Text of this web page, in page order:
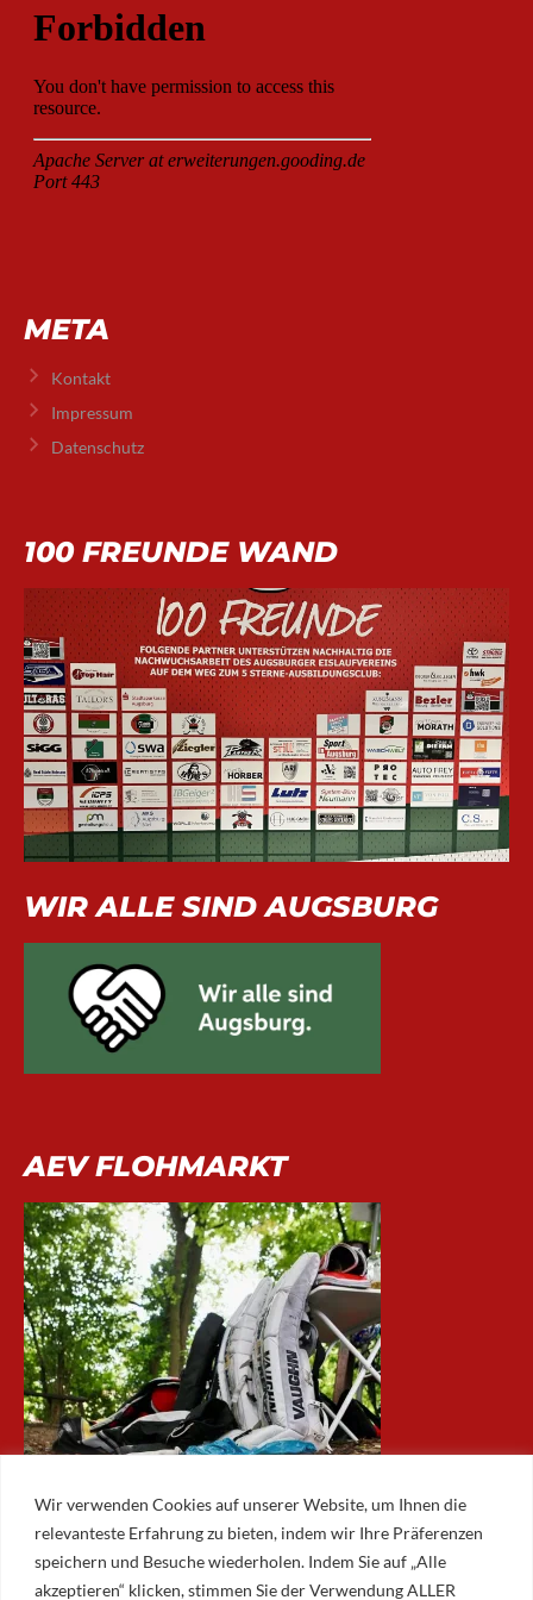
Wir verwenden Cookies auf unserer Website, um Ihnen die
relevanteste Erfahrung zu bieten, indem wir Ihre Präferenzen
speichern und Besuche wiederholen. Indem Sie auf „Alle
akzeptieren“ klicken, stimmen Sie der Verwendung ALLER
META
Kontakt
Impressum
Datenschutz
100 FREUNDE WAND
WIR ALLE SIND AUGSBURG
AEV FLOHMARKT